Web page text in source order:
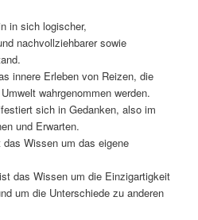
in sich logischer,
nachvollziehbarer sowie
innere Erleben von Reizen, die
wahrgenommen werden.
sich in Gedanken, also im
und Erwarten.
Wissen um das eigene
das Wissen um die Einzigartigkeit
um die Unterschiede zu anderen